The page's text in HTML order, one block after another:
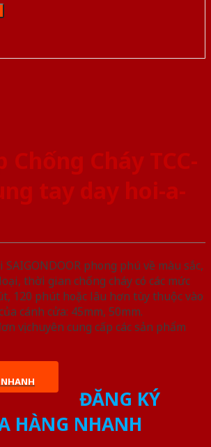
Chống Cháy TCC-
tay day hoi-a-
phong phú về màu sắc,
thời gian chống cháy có các mức
120 phút hoặc lâu hơn tùy thuộc vào
cánh cửa: 45mm, 50mm.
vị chuyên cung cấp các sản phẩm
ĐĂNG KÝ
HÀNG NHANH